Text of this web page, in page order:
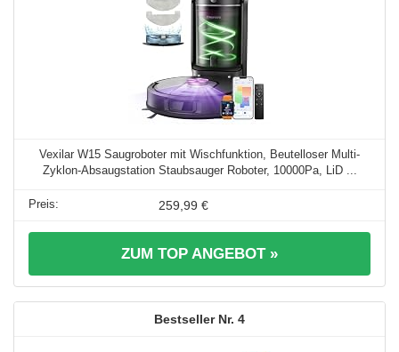
Vexilar W15 Saugroboter mit Wischfunktion, Beutelloser Multi-
Zyklon-Absaugstation Staubsauger Roboter, 10000Pa, LiD ...
259,99 €
ZUM TOP ANGEBOT »
4